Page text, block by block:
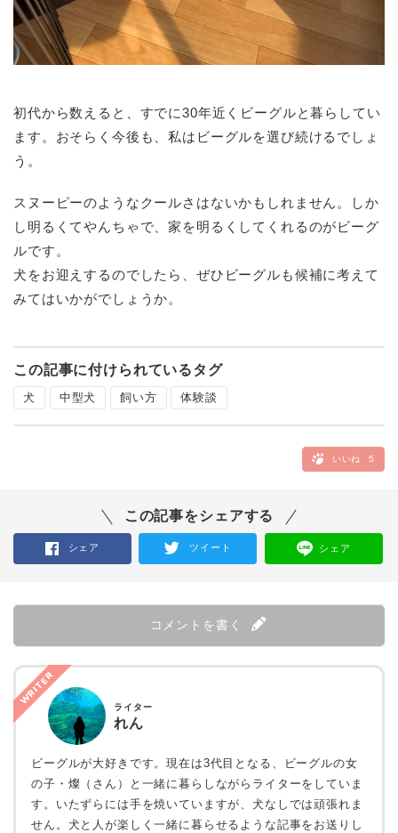
初代から数えると、すでに30年近くビーグルと暮らしてい
ます。おそらく今後も、私はビーグルを選び続けるでしょ
う。
スヌーピーのようなクールさはないかもしれません。しか
し明るくてやんちゃで、家を明るくしてくれるのがビーグ
ルです。
犬をお迎えするのでしたら、ぜひビーグルも候補に考えて
みてはいかがでしょうか。
この記事に付けられているタグ
犬 中型犬 飼い方 体験談
いいね 5
この記事をシェアする
シェア ツイート シェア
コメントを書く
WRITER ライター
れん
ビーグルが大好きです。現在は3代目となる、ビーグルの女
の子・燦（さん）と一緒に暮らしながらライターをしていま
す。いたずらには手を焼いていますが、犬なしでは頑張れま
せん。犬と人が楽しく一緒に暮らせるような記事をお送りし